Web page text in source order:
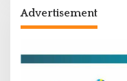
Advertisement